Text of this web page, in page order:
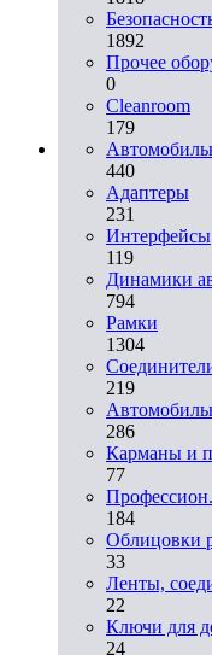
1892
Прочее
0
Cleanroom
179
440
Адаптеры
231
Интерфейсы
119
Динамики
794
Рамки
1304
219
286
Карманы и
77
184
Облицовки
33
Ленты,
22
Ключи для
24